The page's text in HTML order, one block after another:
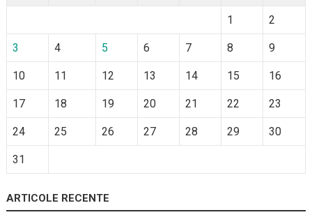
1 2
3 4 5 6 7 8 9
10 11 12 13 14 15 16
17 18 19 20 21 22 23
24 25 26 27 28 29 30
31
ARTICOLE RECENTE